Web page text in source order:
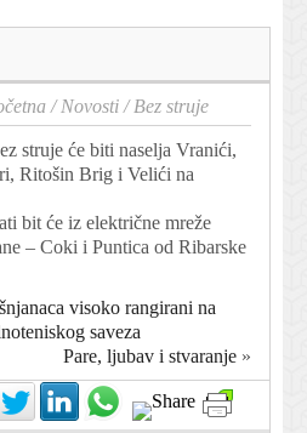
/Novosti /Bez struje
struje će biti naselja Vranići,
Ritošin Brig i Velići na
bit će iz električne mreže
– Coki i Puntica od Ribarske
visoko rangirani na
saveza
Pare, ljubav i stvaranje »